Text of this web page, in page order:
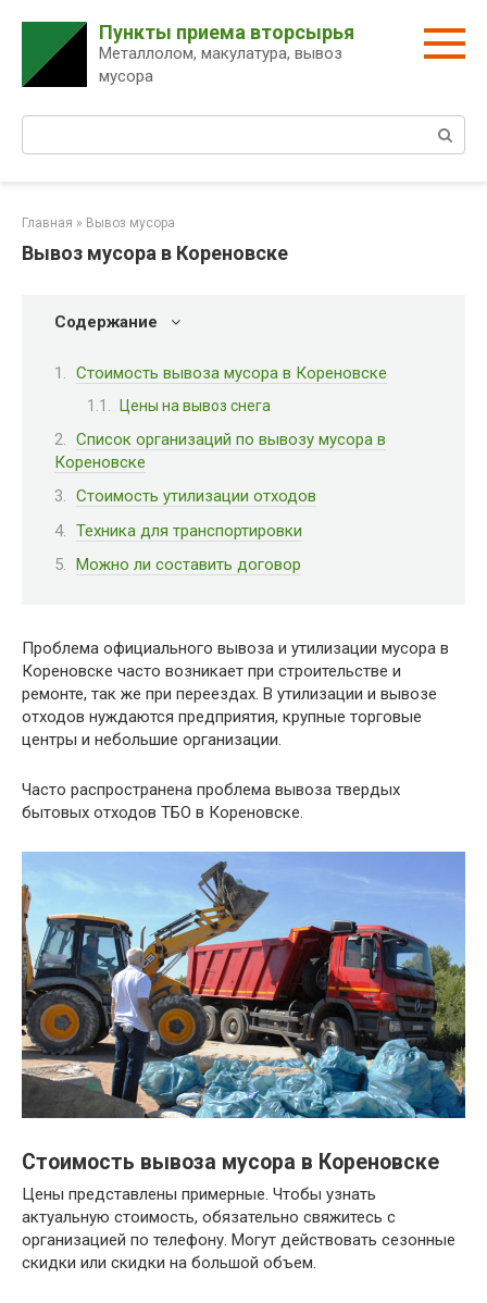
контенту
Пункты приема вторсырья
Металлолом, макулатура, вывоз
мусора
Главная » Вывоз мусора
Вывоз мусора в Кореновске
Содержание
Стоимость вывоза мусора в Кореновске
Цены на вывоз снега
Список организаций по вывозу мусора в
Кореновске
Стоимость утилизации отходов
Техника для транспортировки
Можно ли составить договор
Проблема официального вывоза и утилизации мусора в
Кореновске часто возникает при строительстве и
ремонте, так же при переездах. В утилизации и вывозе
отходов нуждаются предприятия, крупные торговые
центры и небольшие организации.
Часто распространена проблема вывоза твердых
бытовых отходов ТБО в Кореновске.
Стоимость вывоза мусора в Кореновске
Цены представлены примерные. Чтобы узнать
актуальную стоимость, обязательно свяжитесь с
организацией по телефону. Могут действовать сезонные
скидки или скидки на большой объем.